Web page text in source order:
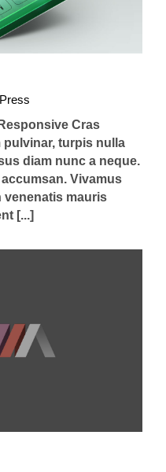
Cras
turpis nulla
diam nunc a neque.
Vivamus
venenatis mauris
[...]